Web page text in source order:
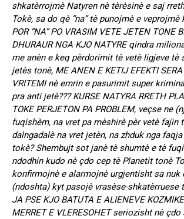
shkatèrrojmè Natyren nè tèrèsinè e saj
Tokè, sa do qè “na” tè punojmè e veprojmè
POR “NA” PO VRASIM VETE JETEN TONE
DHURAUR NGA KJO NATYRE qindra
me anèn e keq pèrdorimit tè vetè ligjeve tè
jetès tonè, ME ANEN E KETIJ EFEKTI SERA
VRITEMI nè emrin e pasurimit super
pra anti jetè??? KURSE NATYRA RRETH
TOKE PERJETON PA PROBLEM, veçse ne
fuqishèm, na vret pa mèshirè pèr vetè fajin
dalngadalè na vret jetèn, na zhduk nga
tokè? Shembujt sot janè tè shumtè e tè
ndodhin kudo nè çdo cep tè Planetit tonè
konfirmojnè e alarmojnè urgjentisht sa nuk
(ndoshta) kyt pasojè vrasèse-shkatèrruese
JA PSE KJO BATUTA E ALIENEVE
MERRET E VLERESOHET seriozisht nè